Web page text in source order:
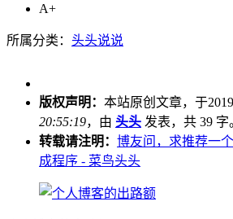
A+
所属分类： 头头说说
版权声明： 本站原创文章，于
20:55:19，由 头头 发表，共 39 字
转载请注明： 博友问，求推荐一
成程序 - 菜鸟头头